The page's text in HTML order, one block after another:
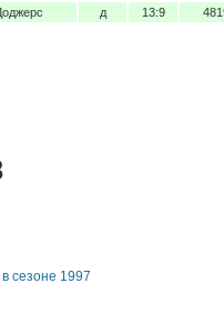
д 13:9
сезоне 1997